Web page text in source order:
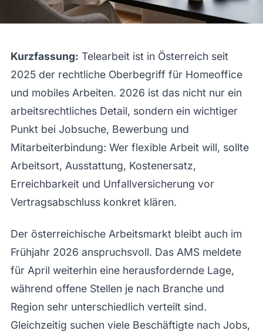
Kurzfassung: Telearbeit ist in Österreich seit
2025 der rechtliche Oberbegriff für Homeoffice
und mobiles Arbeiten. 2026 ist das nicht nur ein
arbeitsrechtliches Detail, sondern ein wichtiger
Punkt bei Jobsuche, Bewerbung und
Mitarbeiterbindung: Wer flexible Arbeit will, sollte
Arbeitsort, Ausstattung, Kostenersatz,
Erreichbarkeit und Unfallversicherung vor
Vertragsabschluss konkret klären.
Der österreichische Arbeitsmarkt bleibt auch im
Frühjahr 2026 anspruchsvoll. Das AMS meldete
für April weiterhin eine herausfordernde Lage,
während offene Stellen je nach Branche und
Region sehr unterschiedlich verteilt sind.
Gleichzeitig suchen viele Beschäftigte nach Jobs,